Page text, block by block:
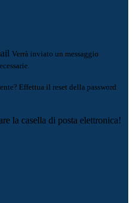
Verrà inviato un messaggio
Effettua il reset della password
la casella di posta elettronica!